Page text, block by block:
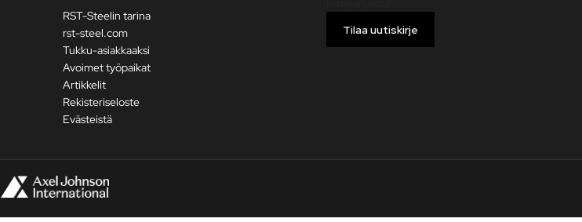
RST-Steelin tarina
rst-steel.com
Tukku-asiakkaaksi
Avoimet työpaikat
Artikkelit
Rekisteriseloste
Evästeistä
Tilaa uutiskirje